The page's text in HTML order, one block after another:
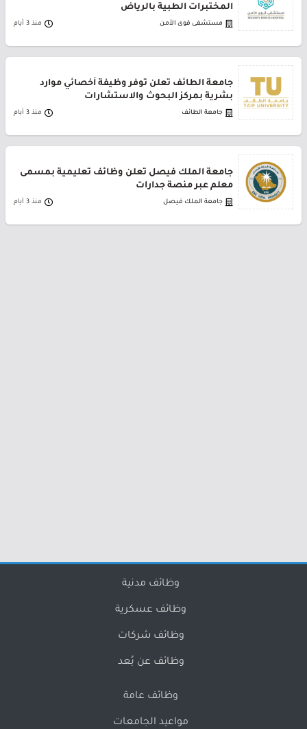
المختبرات الطبية بالرياض
مستشفى قوى الأمن منذ 3 أيام
جامعة الطائف تعلن توفر وظيفة أخصائي موارد
بشرية بمركز البحوث والاستشارات
جامعة الطائف منذ 3 أيام
جامعة الملك فيصل تعلن وظائف تعليمية بمسمى
معلم عبر منصة جدارات
جامعة الملك فيصل منذ 3 أيام
وظائف مدنية
وظائف عسكرية
وظائف شركات
وظائف عن بُعد
وظائف عامة
مواعيد الجامعات